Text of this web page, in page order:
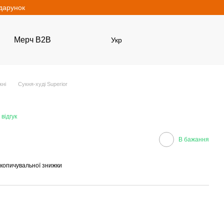
Мерч B2B Укр
Сукня-худі Superior
відгук
В бажання
знижки